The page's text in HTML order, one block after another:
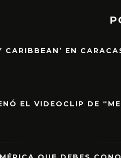
CARIBBEAN’ EN
EL VIDEOCLIP DE